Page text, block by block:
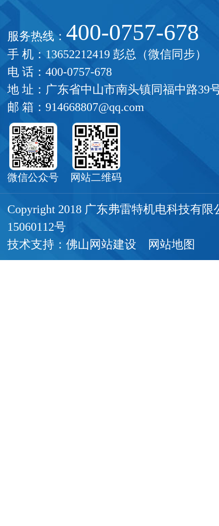
服务热线： 400-0757-678
手 机：13652212419 彭总（微信同步）
电 话：400-0757-678
地 址：广东省中山市南头镇同福中路39
邮 箱：914668807@qq.com
微信公众号 网站二维码
Copyright 2018 广东弗雷特机电科技有
15060112号
技术支持： 佛山网站建设 网站地图